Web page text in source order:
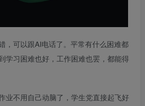
，可以跟AI电话了。平常有什么困难都
学习困难也好，工作困难也罢，都能得
业不用自己动脑了，学生党直接起飞好